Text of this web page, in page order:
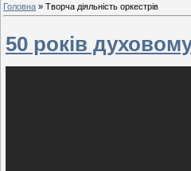
Головна » Творча діяльність оркестрів
50 років